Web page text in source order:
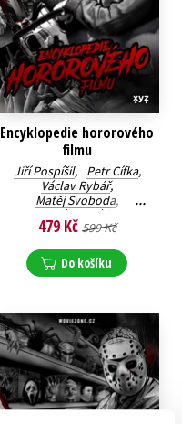
Encyklopedie hororového
filmu
Jiří Pospíšil, Petr Cífka,
Václav Rybář,
Matěj Svoboda,
Mojmír Sedláček
Milan Rozšafný, Jan Gál
479 Kč 599 Kč
Do košíku